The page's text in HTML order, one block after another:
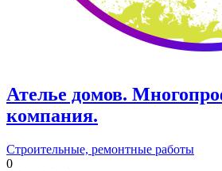
Ателье домов.
компания.
Строительные, ремонтные работы
0